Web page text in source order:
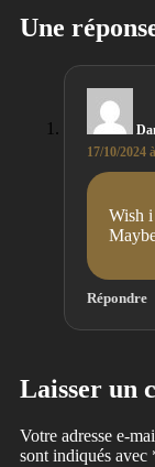
Une
17/10/2024
Wish
Répondre
Laisser un
Votre adresse e-
sont indiqués avec